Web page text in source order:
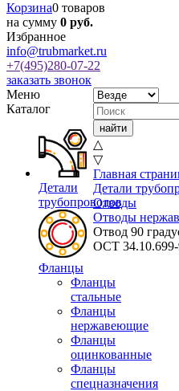
Корзина0 товаров
на сумму 0 руб.
Избранное
info@trubmarket.ru
+7(495)280-07-22
заказать звонок
Меню
Каталог
Детали
трубопроводов
Фланцы
Фланцы
стальные
Фланцы
нержавеющие
Фланцы
оцинкованные
Фланцы
спецназначения
△
▽
Главная
Детали
Отводы
Отводы
Отвод 90
ОСТ